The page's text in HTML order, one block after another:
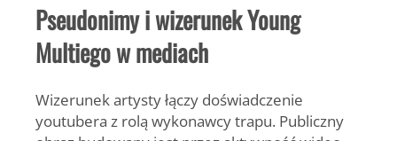
Pseudonimy i wizerunek Young
Multiego w mediach
Wizerunek artysty łączy doświadczenie
youtubera z rolą wykonawcy trapu. Publiczny